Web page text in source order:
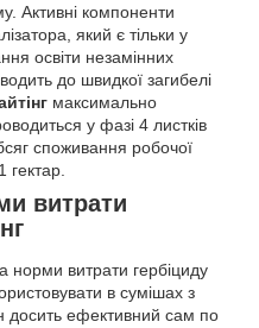
Активні компоненти
який є тільки у
освіти незамінних
до швидкої загибелі
максимально
у фазі 4 листків
споживання робочої
гектар.
витрати
норми витрати гербіциду
в сумішах з
ефективний сам по